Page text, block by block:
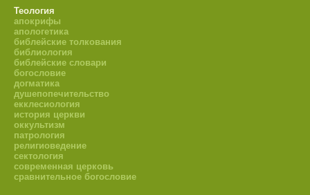
Теология
апокрифы
апологетика
библейские толкования
библиология
библейские словари
богословие
догматика
душепопечительство
екклесиология
история церкви
оккультизм
патрология
религиоведение
сектология
современная церковь
сравнительное богословие